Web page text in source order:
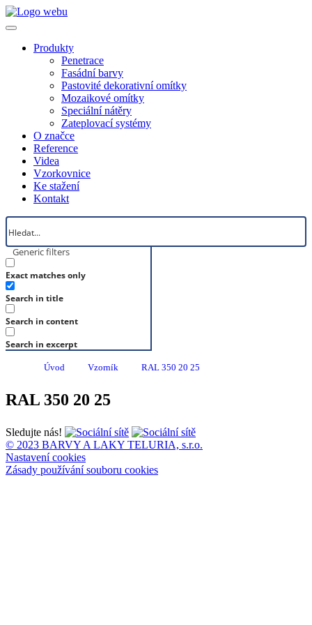
Produkty
Penetrace
Fasádní barvy
Pastovité dekorativní omítky
Mozaikové omítky
Speciální nátěry
Zateplovací systémy
O značce
Reference
Videa
Vzorkovnice
Ke stažení
Kontakt
Generic filters
Exact matches only
Search in title
Search in content
Search in excerpt
Úvod Vzorník RAL 350 20 25
RAL 350 20 25
Sledujte nás!
© 2023 BARVY A LAKY TELURIA, s.r.o.
Nastavení cookies
Zásady používání souboru cookies